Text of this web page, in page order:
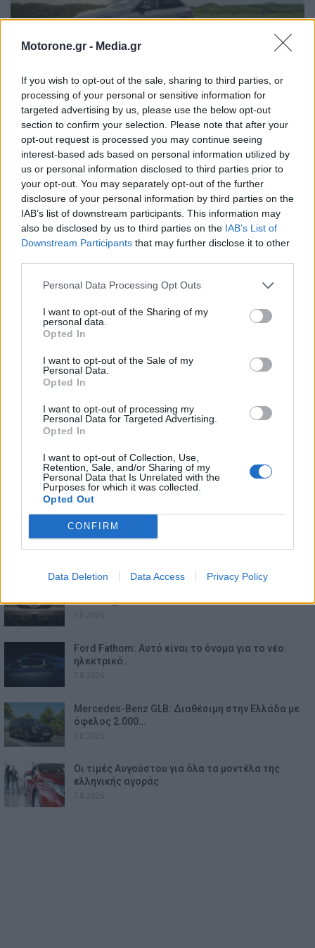
Motorone.gr - Media.gr
If you wish to opt-out of the sale, sharing to third parties, or
processing of your personal or sensitive information for
targeted advertising by us, please use the below opt-out
section to confirm your selection. Please note that after your
opt-out request is processed you may continue seeing
interest-based ads based on personal information utilized by
us or personal information disclosed to third parties prior to
your opt-out. You may separately opt-out of the further
disclosure of your personal information by third parties on the
IAB’s list of downstream participants. This information may
also be disclosed by us to third parties on the IAB’s List of
Downstream Participants that may further disclose it to other
Personal Data Processing Opt Outs
I want to opt-out of the Sharing of my
personal data.
Opted In
I want to opt-out of the Sale of my
Personal Data.
Opted In
I want to opt-out of processing my
Personal Data for Targeted Advertising.
Opted In
I want to opt-out of Collection, Use,
Retention, Sale, and/or Sharing of my
Personal Data that Is Unrelated with the
Purposes for which it was collected.
Opted Out
CONFIRM
Data Deletion Data Access Privacy Policy
Mercedes EQE SUV: Πολυτέλεια δίχως
συμβιβασμούς
NEWSROOM 29.12.2022
ΠΑΛΑΙΌΤΕΡΑ ΆΡΘΡΑ
ΕΠΙΚΑΙΡΟΤΗΤΑ
Ο Alain Favey αποκλειστικά στα Auto Express /
MotorOne: «Δεν…
σαν να έχει…
Ford Fathom: Αυτό είναι το όνομα για το νέο
ηλεκτρικό…
Mercedes-Benz GLB: Διαθέσιμη στην Ελλάδα με
όφελος 2.000…
Οι τιμές Αυγούστου για όλα τα μοντέλα της
ελληνικής αγοράς